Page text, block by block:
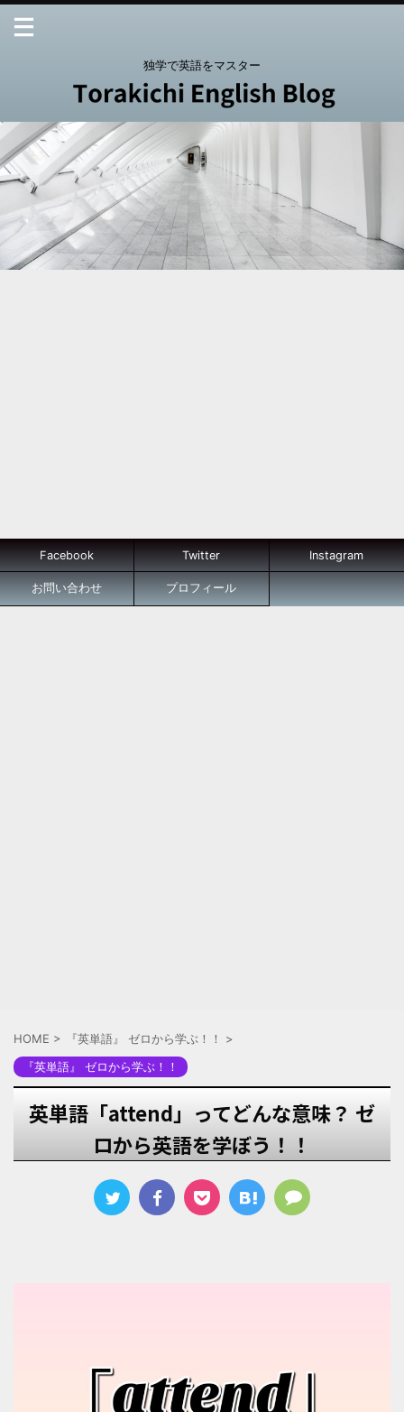
独学で英語をマスター
Facebook Twitter Instagram
お問い合わせ プロフィール
HOME > 『英単語』 ゼロから学ぶ！！
>
『英単語』 ゼロから学ぶ！！
英単語「attend」ってどんな意味？ ゼ
ロから英語を学ぼう！！